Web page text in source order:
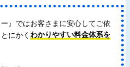
』ではお客さまに安心してご依
にかく わかりやすい料金体系を